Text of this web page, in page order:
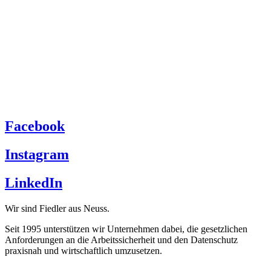
Facebook
Instagram
LinkedIn
Wir sind Fiedler aus Neuss.
Seit 1995 unterstützen wir Unternehmen dabei, die gesetzlichen
Anforderungen an die Arbeitssicherheit und den Datenschutz
praxisnah und wirtschaftlich umzusetzen.